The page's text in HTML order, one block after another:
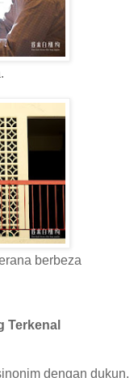
berbeza
Terkenal
dengan dukun,